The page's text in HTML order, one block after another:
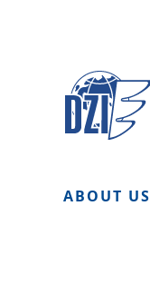
ABOUT US